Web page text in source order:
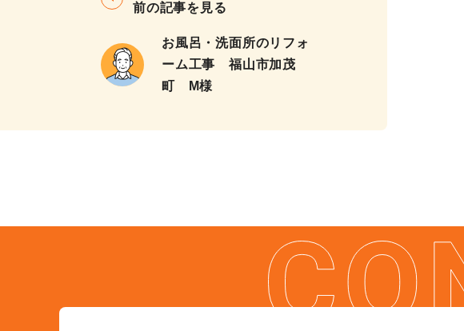
前の記事を見る
お風呂・洗面所のリフォ
ーム工事 福山市加茂
町 M様